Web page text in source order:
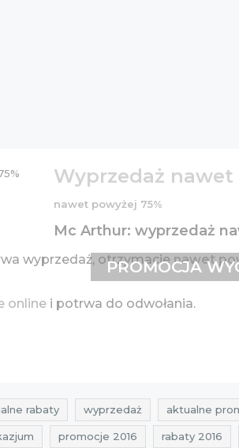
Wyprzedaż nawet
nawet powyżej 75%
Mc Arthur: wyprzedaż
wyprzedaż, otrzymacie nawet
online i potrwa do odwołania.
PROMOCJA
rabaty wyprzedaż aktualne
promocje 2016 rabaty 2016